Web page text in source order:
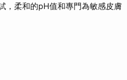
，柔和的pH值和專門為敏感皮膚